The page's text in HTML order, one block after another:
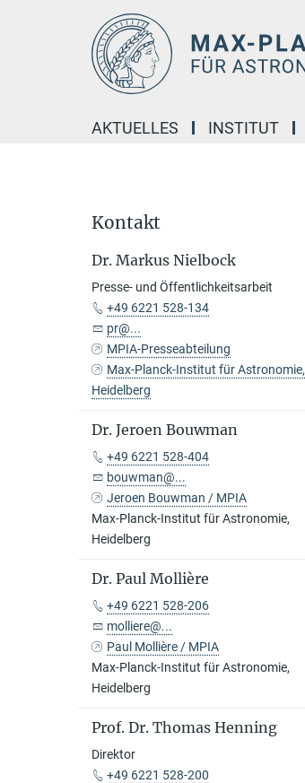
AKTUELLES INSTITUT
Kontakt
Dr. Markus Nielbock
Presse- und Öffentlichkeitsarbeit
+49 6221 528-134
pr@...
MPIA-Presseabteilung
Max-Planck-Institut für Astronomie,
Heidelberg
Dr. Jeroen Bouwman
+49 6221 528-404
bouwman@...
Jeroen Bouwman / MPIA
Max-Planck-Institut für Astronomie,
Heidelberg
Dr. Paul Mollière
+49 6221 528-206
molliere@...
Paul Mollière / MPIA
Max-Planck-Institut für Astronomie,
Heidelberg
Prof. Dr. Thomas Henning
Direktor
+49 6221 528-200